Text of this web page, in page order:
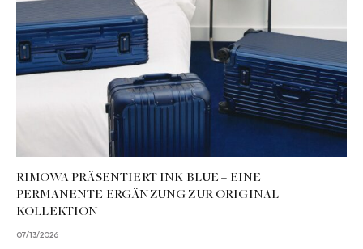
RIMOWA PRÄSENTIERT INK BLUE – EINE
PERMANENTE ERGÄNZUNG ZUR ORIGINAL
KOLLEKTION
07/13/2026